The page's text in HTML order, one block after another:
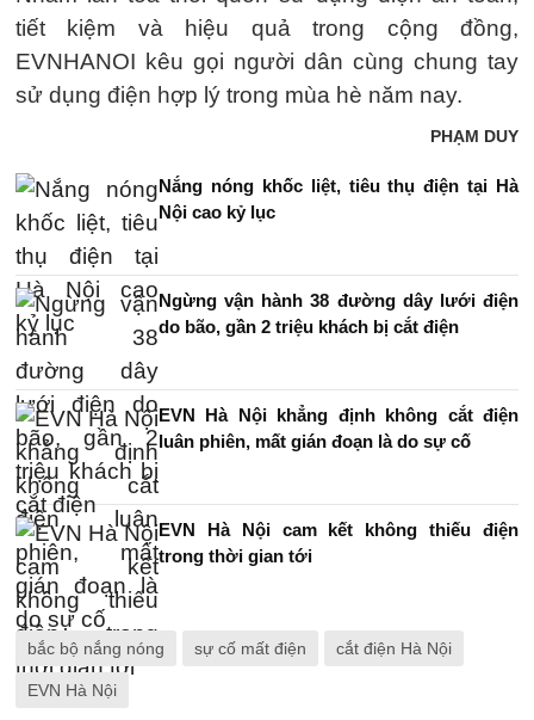
tiết kiệm và hiệu quả trong cộng đồng,
EVNHANOI kêu gọi người dân cùng chung tay
sử dụng điện hợp lý trong mùa hè năm nay.
PHẠM DUY
Nắng nóng khốc liệt, tiêu thụ điện tại Hà
Nội cao kỷ lục
Ngừng vận hành 38 đường dây lưới điện
do bão, gần 2 triệu khách bị cắt điện
EVN Hà Nội khẳng định không cắt điện
luân phiên, mất gián đoạn là do sự cố
EVN Hà Nội cam kết không thiếu điện
trong thời gian tới
bắc bộ nắng nóng sự cố mất điện cắt điện Hà Nội
EVN Hà Nội